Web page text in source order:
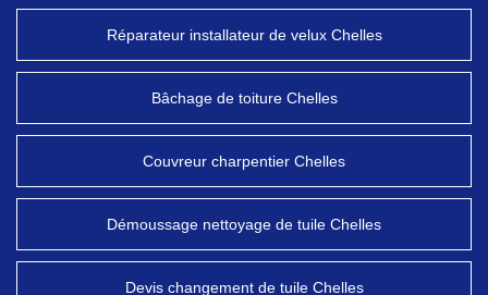
Réparateur installateur de velux Chelles
Bâchage de toiture Chelles
Couvreur charpentier Chelles
Démoussage nettoyage de tuile Chelles
Devis changement de tuile Chelles